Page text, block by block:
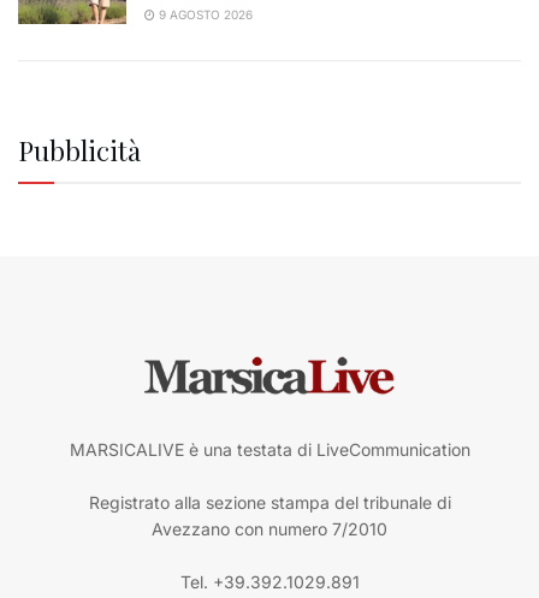
9 AGOSTO 2026
Pubblicità
MARSICALIVE è una testata di LiveCommunication
Registrato alla sezione stampa del tribunale di
Avezzano con numero 7/2010
Tel. +39.392.1029.891